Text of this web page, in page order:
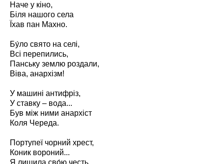
Наче у кіно,
Біля нашого села
Їхав пан Махно.
Бу́ло свято на селі,
Всі перепились,
Панську землю роздали,
Віва, анархізм!
У машині антифріз,
У ставку – вода...
Був між ними анархіст
Коля Череда.
Портупеї чорний хрест,
Коник вороний...
Я лишила сво́ю честь